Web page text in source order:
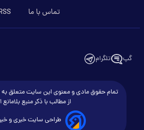
تماس با ما
گپ تلگرام
تمام حقوق مادی و معنوی این سایت متعلق به
از مطالب با ذکر منبع
طراحی سایت خبری و